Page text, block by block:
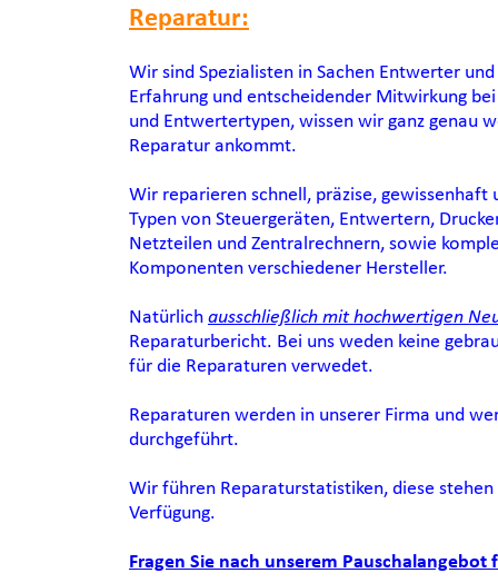
Reparatur:
Wir sind Spezialisten in Sachen Entwerter
Erfahrung und entscheidender Mitwirkung
und Entwertertypen, wissen wir ganz genau
Reparatur ankommt.
Wir reparieren schnell, präzise,
Typen von Steuergeräten, Entwertern,
Netzteilen und Zentralrechnern, sowie
Komponenten verschiedener Hersteller.
Natürlich ausschließlich mit hochwertigen
Reparaturbericht. Bei uns weden keine
für die Reparaturen verwedet.
Reparaturen werden in unserer Firma und
durchgeführt.
Wir führen Reparaturstatistiken, diese
Verfügung.
Fragen Sie nach unserem